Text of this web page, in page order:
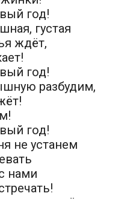
год!
густая
ждёт,
год!
разбудим,
год!
не устанем
нами